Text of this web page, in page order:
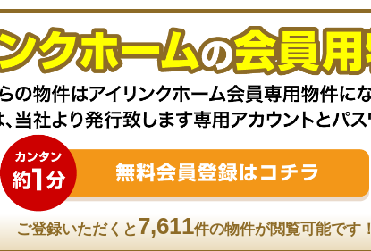
ご登録いただくと7,611件の物件が閲覧可能です！